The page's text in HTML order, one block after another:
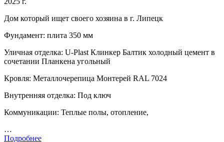
Дом который ищет своего хозяина в г. Липецк
Фундамент: плита 350 мм
Уличная отделка: U-Plast Клинкер Балтик холодный цемент в
сочетании Планкена угольный
Кровля: Металлочерепица Монтерей RAL 7024
Внутренняя отделка: Под ключ
Коммуникации: Теплые полы, отопление,
…
Подробнее